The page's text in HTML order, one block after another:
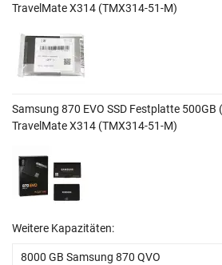
TravelMate X314 (TMX314-51-M)
Samsung 870 EVO SSD Festplatte
TravelMate X314 (TMX314-51-M)
Weitere Kapazitäten:
8000 GB Samsung 870 QVO